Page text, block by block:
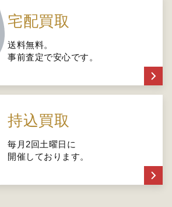
宅配買取
送料無料。
事前査定で安心です。
持込買取
毎月2回土曜日に
開催しております。